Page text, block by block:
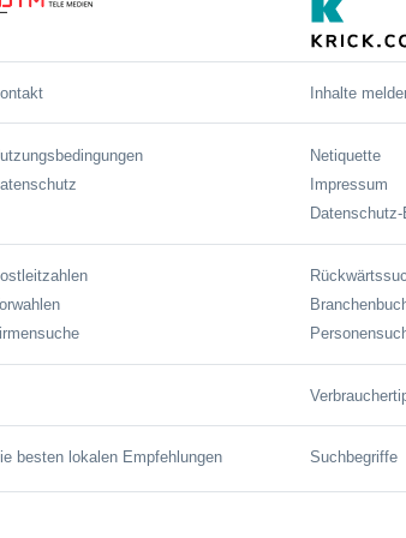
Inhalte
Netiquette
Impressum
besten lokalen Empfehlungen Suchbegriffe